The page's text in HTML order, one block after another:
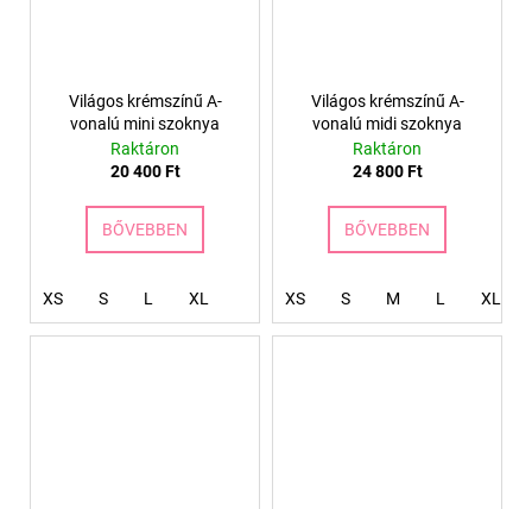
Világos krémszínű A-
vonalú mini szoknya
Raktáron
20 400 Ft
BŐVEBBEN
XS S L XL
Világos krémszínű A-
vonalú midi szoknya
Raktáron
24 800 Ft
BŐVEBBEN
XS S M L XL